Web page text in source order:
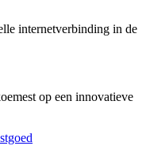
internetverbinding in de
op een innovatieve